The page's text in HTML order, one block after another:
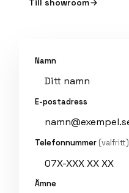
Till showroom
Namn
E-postadress
Telefonnummer(valfritt)
Ämne